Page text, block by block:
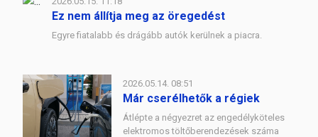
Ez nem állítja meg az öregedést
Egyre fiatalabb és drágább autók kerülnek a piacra.
2026.05.14. 08:51
Már cserélhetők a régiek
Átlépte a négyezret az engedélyköteles
elektromos töltőberendezések száma